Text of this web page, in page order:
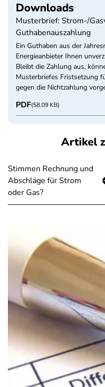
Downloads
Musterbrief: Strom-/
Guthabenauszahlung
Ein Guthaben aus der
Energieanbieter Ihnen
Bleibt die Zahlung aus,
Musterbriefes Fristsetzung
gegen die Nichtzahlung
PDF(58.09 KB)
Artikel
Stimmen Rechnung und
Abschläge für Strom
oder Gas?